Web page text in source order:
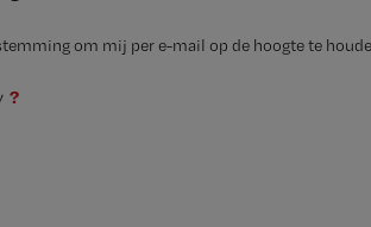
om mij per e-mail op de hoogte te
?